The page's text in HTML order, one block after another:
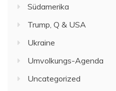
Südamerika
Trump, Q & USA
Ukraine
Umvolkungs-Agenda
Uncategorized